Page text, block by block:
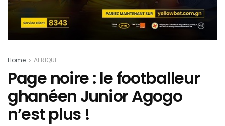
Home AFRIQUE
Page noire : le footballeur
ghanéen Junior Agogo
n’est plus !